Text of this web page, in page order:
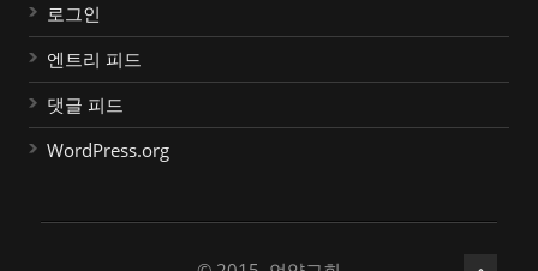
로그인
엔트리 피드
댓글 피드
WordPress.org